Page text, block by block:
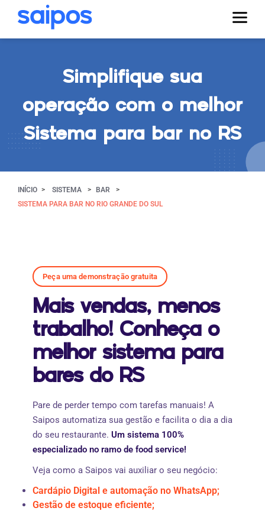
Simplifique sua
operação com o melhor
Sistema para bar no RS
INÍCIO SISTEMA
BAR
SISTEMA PARA BAR NO RIO GRANDE DO SUL
Peça uma demonstração gratuita
Mais vendas, menos
trabalho! Conheça o
melhor sistema para
bares do RS
Pare de perder tempo com tarefas manuais! A
Saipos automatiza sua gestão e facilita o dia a dia
do seu restaurante. Um sistema 100%
especializado no ramo de food service!
Veja como a Saipos vai auxiliar o seu negócio:
Cardápio Digital e automação no WhatsApp;
Gestão de estoque eficiente;